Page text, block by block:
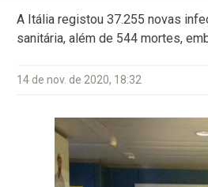
A Itália registou 37.255 novas
sanitária, além de 544 mortes,
14 de nov. de 2020, 18:32